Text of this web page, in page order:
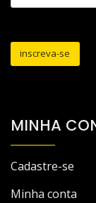
MINHA
Cadastre-se
Minha conta